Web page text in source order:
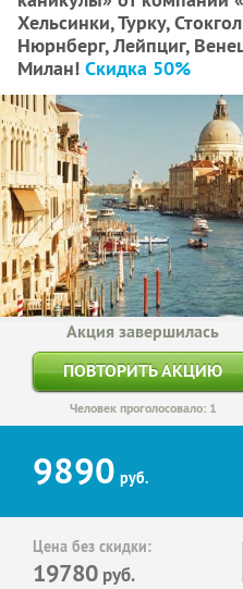
Хельсинки, Турку,
Нюрнберг, Лейпциг,
Милан! Скидка 50%
Акция завершилась
ПОВТОРИТЬ АКЦИЮ
Человек проголосовало: 1
9890 руб.
Цена без скидки:
19780 руб.